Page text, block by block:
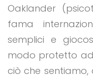
Oaklander
fama
semplici e
modo protetto
ciò che